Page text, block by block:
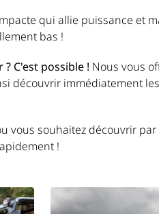
qui allie puissance et
bas !
C'est possible ! Nous vous
découvrir immédiatement
vous souhaitez découvrir
!